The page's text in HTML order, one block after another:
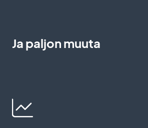
Ja paljon muuta